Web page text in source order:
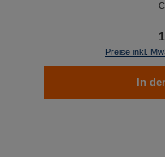
Preise inkl.
In